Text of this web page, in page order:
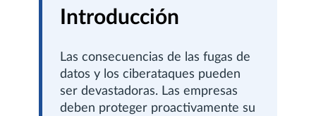
Introducción
Las consecuencias de las fugas de
datos y los ciberataques pueden
ser devastadoras. Las empresas
deben proteger proactivamente su